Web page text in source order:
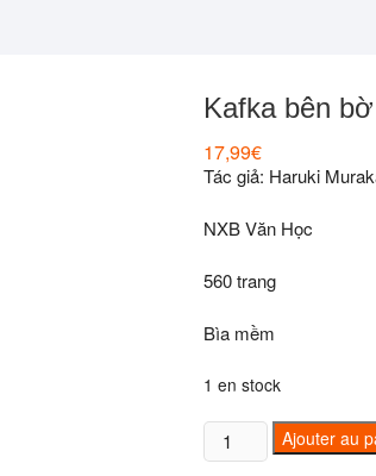
Kafka bên
17,99€
Tác giả: Haruki
NXB Văn Học
560 trang
Bìa mềm
1 en stock
quantité
de
Ajouter au